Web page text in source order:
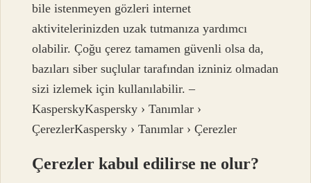
bile istenmeyen gözleri internet
aktivitelerinizden uzak tutmanıza yardımcı
olabilir. Çoğu çerez tamamen güvenli olsa da,
bazıları siber suçlular tarafından izniniz olmadan
sizi izlemek için kullanılabilir. –
KasperskyKaspersky › Tanımlar ›
ÇerezlerKaspersky › Tanımlar › Çerezler
Çerezler kabul edilirse ne olur?